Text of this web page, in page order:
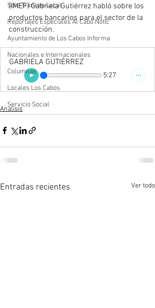
Sólo Tránsito Local
Reportajes Especiales Al Cabo Notic
Ayuntamiento de Los Cabos Informa
Nacionales e Internacionales
Columnas
Locales Los Cabos
Servicio Social
(IMEF) Gabriela Gutiérrez habló sobre los
productos bancarios para el sector de la
construcción.
GABRIELA GUTIÉRREZ
5:27
Analisis
Entradas recientes Ver todo